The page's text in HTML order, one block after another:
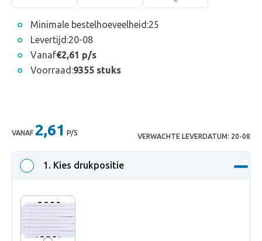
Minimale bestelhoeveelheid:25
Levertijd:20-08
Vanaf€2,61 p/s
Voorraad:9355 stuks
VANAF 2,61 P/S VERWACHTE LEVERDATUM: 20-08
1 . Kies drukpositie